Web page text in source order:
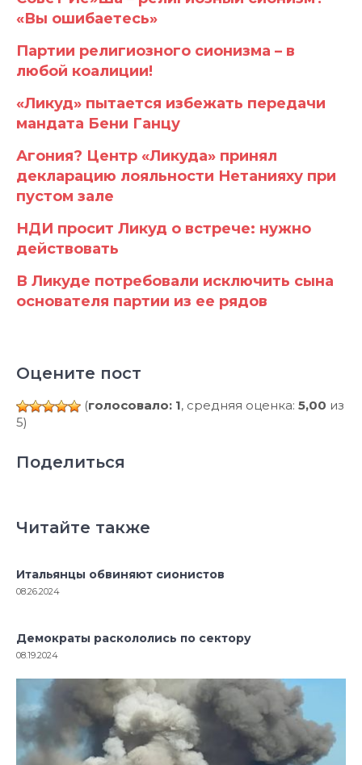
«Вы ошибаетесь»
Партии религиозного сионизма – в
любой коалиции!
«Ликуд» пытается избежать передачи
мандата Бени Ганцу
Агония? Центр «Ликуда» принял
декларацию лояльности Нетанияху при
пустом зале
НДИ просит Ликуд о встрече: нужно
действовать
В Ликуде потребовали исключить сына
основателя партии из ее рядов
Оцените пост
(голосовало: 1, средняя оценка: 5,00 из
5)
Поделиться
Читайте также
Итальянцы обвиняют сионистов
08.26.2024
Демократы раскололись по сектору
08.19.2024